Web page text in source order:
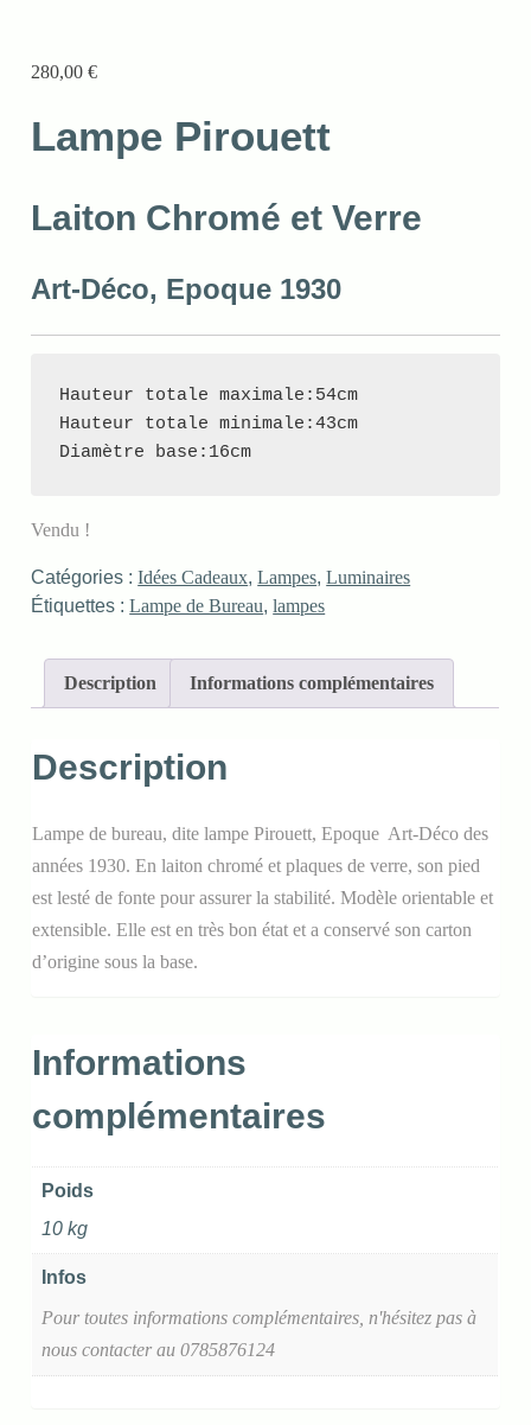
280,00€
Lampe Pirouett
Laiton Chromé et Verre
Art-Déco, Epoque 1930
Hauteur totale maximale:54cm
Hauteur totale minimale:43cm
Diamètre base:16cm
Vendu !
Catégories :Idées Cadeaux,Lampes,Luminaires
Étiquettes :Lampe de Bureau,lampes
Description Informations complémentaires
Description
Lampe de bureau, dite lampe Pirouett, Epoque Art-Déco des
années 1930. En laiton chromé et plaques de verre, son pied
est lesté de fonte pour assurer la stabilité. Modèle orientable et
extensible. Elle est en très bon état et a conservé son carton
d’origine sous la base.
Informations
complémentaires
Poids
10 kg
Infos
Pour toutes informations complémentaires, n'hésitez pas à
nous contacter au 0785876124